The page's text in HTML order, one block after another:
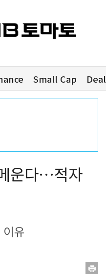
Small Cap Deal
운다…적자
유